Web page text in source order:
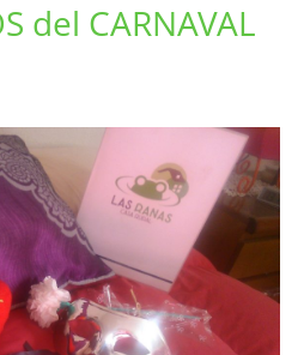
del CARNAVAL